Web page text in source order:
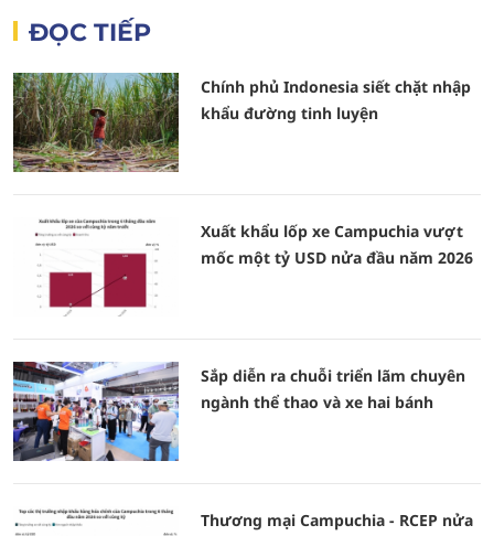
ĐỌC TIẾP
Chính phủ Indonesia siết chặt nhập
khẩu đường tinh luyện
Xuất khẩu lốp xe Campuchia vượt
mốc một tỷ USD nửa đầu năm 2026
Sắp diễn ra chuỗi triển lãm chuyên
ngành thể thao và xe hai bánh
Thương mại Campuchia - RCEP nửa